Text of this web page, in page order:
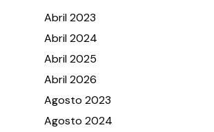
Abril 2023
Abril 2024
Abril 2025
Abril 2026
Agosto 2023
Agosto 2024